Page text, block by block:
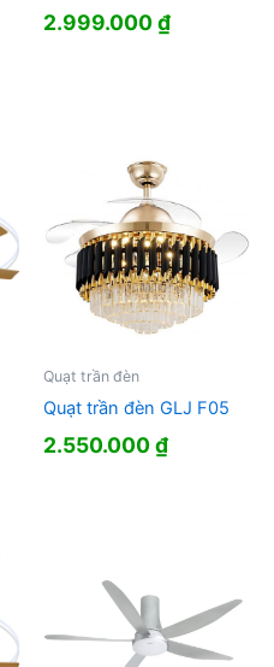
2.999.000₫
Quạt trần đèn
Quạt trần đèn GLJ F05
2.550.000₫